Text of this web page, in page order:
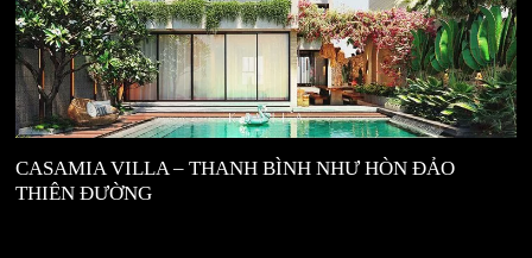
CASAMIA VILLA – THANH BÌNH NHƯ HÒN ĐẢO
THIÊN ĐƯỜNG